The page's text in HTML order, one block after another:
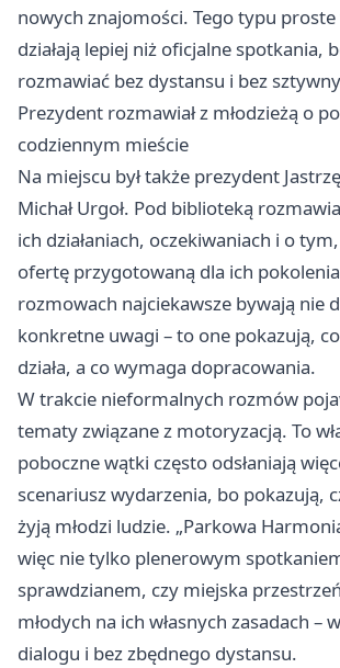
nowych znajomości. Tego typu
działają lepiej niż oficjalne spotkania,
rozmawiać bez dystansu i bez
Prezydent rozmawiał z młodzieżą o
codziennym mieście
Na miejscu był także prezydent
Michał Urgoł. Pod biblioteką
ich działaniach, oczekiwaniach i o
ofertę przygotowaną dla ich
rozmowach najciekawsze bywają nie
konkretne uwagi – to one pokazują,
działa, a co wymaga dopracowania.
W trakcie nieformalnych rozmów
tematy związane z motoryzacją. To
poboczne wątki często odsłaniają
scenariusz wydarzenia, bo pokazują,
żyją młodzi ludzie. „Parkowa
więc nie tylko plenerowym
sprawdzianem, czy miejska
młodych na ich własnych zasadach –
dialogu i bez zbędnego dystansu.